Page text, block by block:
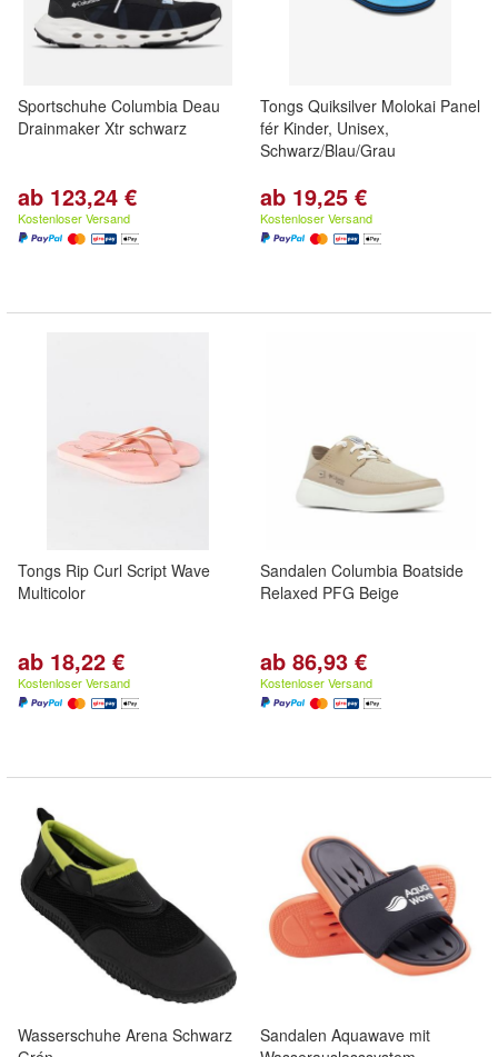
Sportschuhe Columbia Deau
Drainmaker Xtr schwarz
ab 123,24 €
Kostenloser Versand
Tongs Quiksilver Molokai Panel
fér Kinder, Unisex,
Schwarz/Blau/Grau
ab 19,25 €
Kostenloser Versand
Tongs Rip Curl Script Wave
Multicolor
ab 18,22 €
Kostenloser Versand
Sandalen Columbia Boatside
Relaxed PFG Beige
ab 86,93 €
Kostenloser Versand
Wasserschuhe Arena Schwarz
Sandalen Aquawave mit